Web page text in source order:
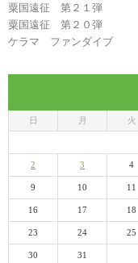
粟国遠征 第２１弾
粟国遠征 第２０弾
ケラマ ファンダイブ
日 月 火
2 3 4
9 10 11
16 17 18
23 24 25
30 31